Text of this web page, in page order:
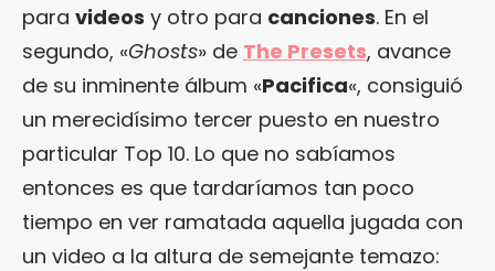
para videos y otro para canciones. En el
segundo, «Ghosts» de The Presets, avance
de su inminente álbum «Pacifica«, consiguió
un merecidísimo tercer puesto en nuestro
particular Top 10. Lo que no sabíamos
entonces es que tardaríamos tan poco
tiempo en ver ramatada aquella jugada con
un video a la altura de semejante temazo: